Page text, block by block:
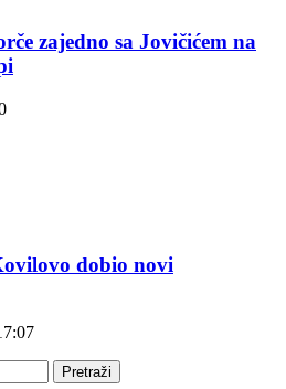
zajedno sa Jovičićem na
dobio novi
Pretraži